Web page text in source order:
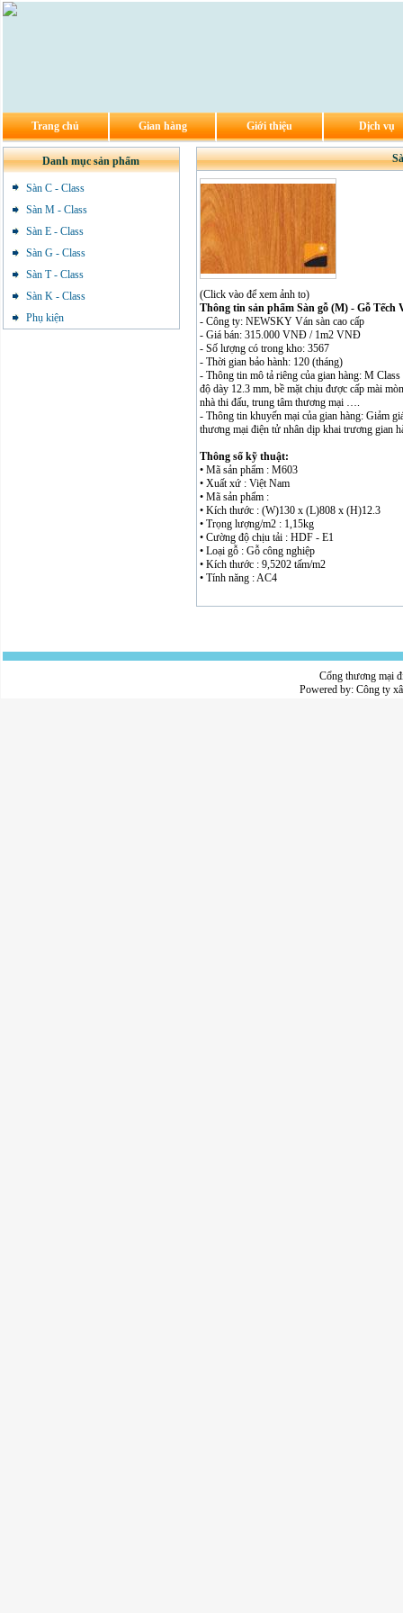
Trang chủ Gian hàng Giới thiệu Dịch vụ
Danh mục sản phẩm
Sàn C - Class
Sàn M - Class
Sàn E - Class
Sàn G - Class
Sàn T - Class
Sàn K - Class
Phụ kiện
(Click vào để xem ảnh to)
Thông tin sản phẩm Sàn gỗ (M) - Gỗ Tếch
- Công ty: NEWSKY Ván sàn cao cấp
- Giá bán: 315.000 VNĐ / 1m2 VNĐ
- Số lượng có trong kho: 3567
- Thời gian bảo hành: 120 (tháng)
- Thông tin mô tả riêng của gian hàng: M
độ dày 12.3 mm, bề mặt chịu được cấp mài
nhà thi đấu, trung tâm thương mại ….
- Thông tin khuyến mại của gian hàng: Giảm
thương mại điện tử nhân dịp khai trương gian
Thông số kỹ thuật:
• Mã sản phẩm : M603
• Xuất xứ : Việt Nam
• Mã sản phẩm :
• Kích thước : (W)130 x (L)808 x (H)12.3
• Trọng lượng/m2 : 1,15kg
• Cường độ chịu tải : HDF - E1
• Loại gỗ : Gỗ công nghiệp
• Kích thước : 9,5202 tấm/m2
• Tính năng : AC4
Cổng thương mại
Powered by: Công ty